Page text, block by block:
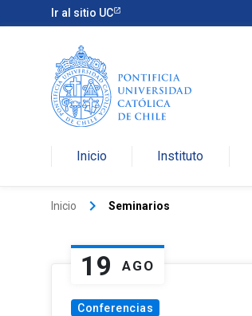
Ir al sitio UC
Inicio Instituto
Inicio keyboard_arrow_right Seminarios
19 AGO
Conferencias